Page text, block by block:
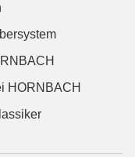
HORNBACH